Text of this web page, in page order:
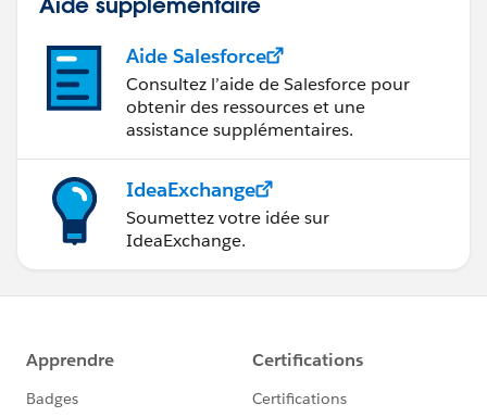
Aide Salesforce
Consultez l’aide de Salesforce pour
obtenir des ressources et une
assistance supplémentaires.
IdeaExchange
Soumettez votre idée sur
IdeaExchange.